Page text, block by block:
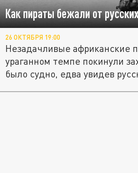
Как пираты бежали от
26 ОКТЯБРЯ 19:00
Незадачливые африканские
ураганном темпе покинули
было судно, едва увидев